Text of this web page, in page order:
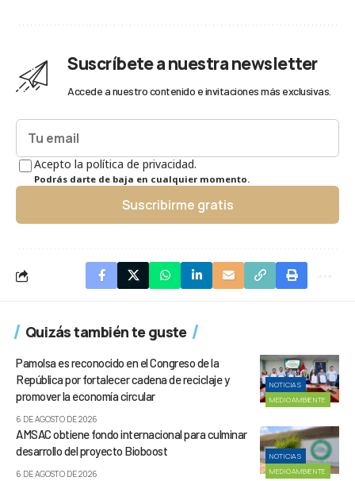
Suscríbete a nuestra newsletter
Accede a nuestro contenido e invitaciones más exclusivas.
Acepto la política de privacidad.
Podrás darte de baja en cualquier momento.
Suscribirme gratis
Quizás también te guste
NOTICIAS
MEDIOAMBIENTE
Pamolsa es reconocido en el Congreso de la
República por fortalecer cadena de reciclaje y
promover la economía circular
6 DE AGOSTO DE 2026
NOTICIAS
MEDIOAMBIENTE
AMSAC obtiene fondo internacional para culminar
desarrollo del proyecto Bioboost
6 DE AGOSTO DE 2026